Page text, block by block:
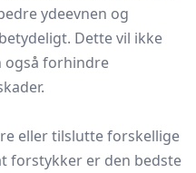
ydeevnen og
Dette vil ikke
også forhindre
eller tilslutte forskellige
forstykker er den bedste